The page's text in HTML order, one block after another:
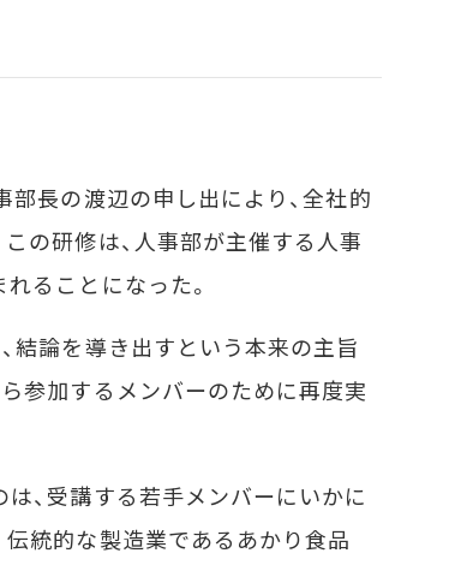
長の渡辺の申し出により、全社的
の研修は、人事部が主催する人事
ることになった。
結論を導き出すという本来の主旨
参加するメンバーのために再度実
、受講する若手メンバーにいかに
統的な製造業であるあかり食品